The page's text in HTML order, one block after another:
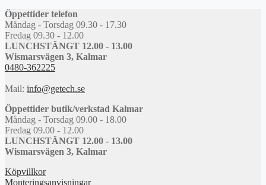
Öppettider telefon
Måndag - Torsdag 09.30 - 17.30
Fredag 09.30 - 12.00
LUNCHSTÄNGT 12.00 - 13.00
Wismarsvägen 3, Kalmar
0480-362225
Mail: info@getech.se
Öppettider butik/verkstad Kalmar
Måndag - Torsdag 09.00 - 18.00
Fredag 09.00 - 12.00
LUNCHSTÄNGT 12.00 - 13.00
Wismarsvägen 3, Kalmar
Köpvillkor
Monteringsanvisningar